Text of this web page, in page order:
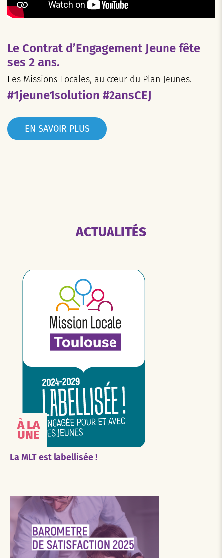
Le Contrat d’Engagement Jeune fête
ses 2 ans.
Les Missions Locales, au cœur du Plan Jeunes.
#1jeune1solution #2ansCEJ
EN SAVOIR PLUS
ACTUALITÉS
À LA
UNE
La MLT est labellisée !